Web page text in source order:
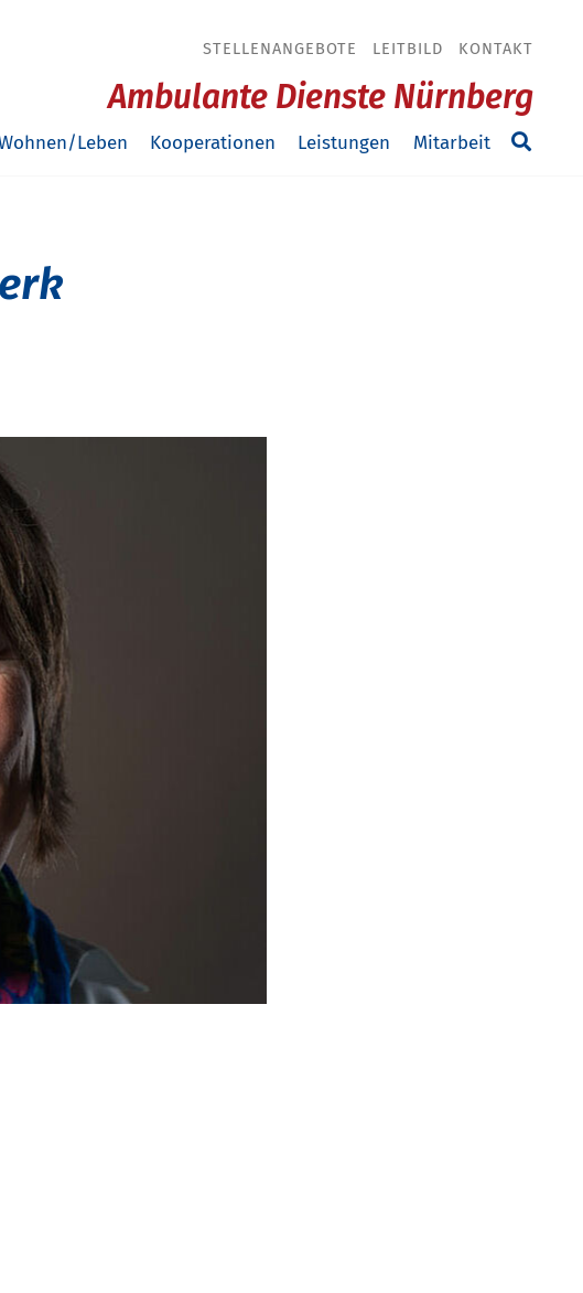
STELLENANGEBOTE LEITBILD KONTAKT
Ambulante Dienste Nürnberg
Leben Kooperationen Leistungen Mitarbeit